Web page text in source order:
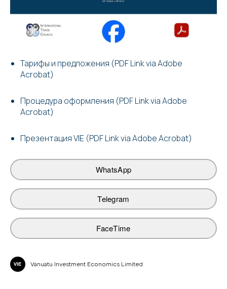
Тарифы и предложения (PDF Link via Adobe
Acrobat)
Процедура оформления (PDF Link via Adobe
Acrobat)
Презентация VIE (PDF Link via Adobe Acrobat)
WhatsApp
Telegram
FaceTime
Vanuatu Investment Economics Limited